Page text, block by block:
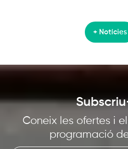
+ Notícies
Coneix les ofertes i
programació